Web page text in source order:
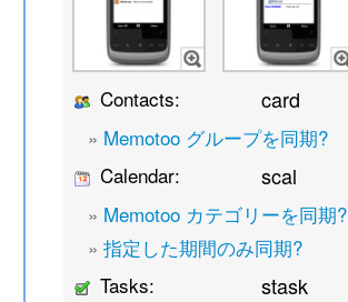
Contacts: card
» Memotoo グループを同期?
Calendar:
scal
» Memotoo カテゴリーを同期?
»指定した期間のみ同期?
Tasks:
stask